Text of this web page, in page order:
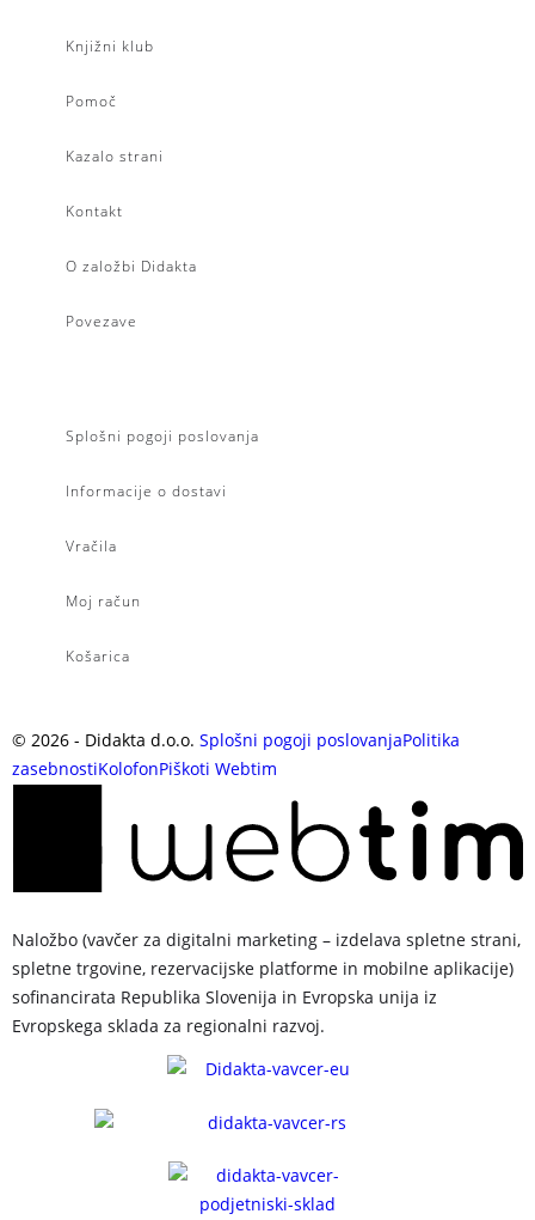
Knjižni klub
Pomoč
Kazalo strani
Kontakt
O založbi Didakta
Povezave
Splošni pogoji poslovanja
Informacije o dostavi
Vračila
Moj račun
Košarica
© 2026 - Didakta d.o.o. Splošni pogoji poslovanjaPolitika
zasebnostiKolofonPiškoti Webtim
Naložbo (vavčer za digitalni marketing – izdelava spletne strani,
spletne trgovine, rezervacijske platforme in mobilne aplikacije)
sofinancirata Republika Slovenija in Evropska unija iz
Evropskega sklada za regionalni razvoj.